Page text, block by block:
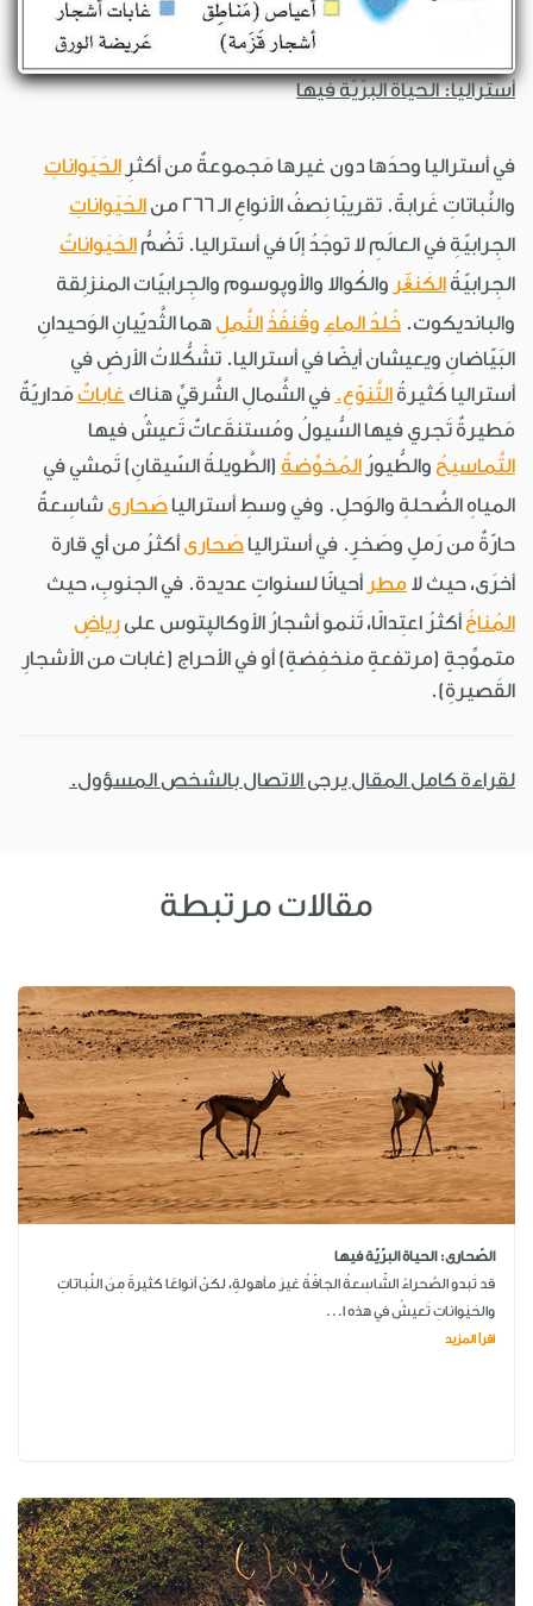
أستراليا: الحياة البرّيّة فيها
في أستراليا وحدَها دون غيرها مَجموعةٌ من أكثرِ الحَيَواناتِ
والنَّباتاتِ غَرابةً. تقريبًا نِصفُ الأنواعِ الـ 266 من
الحَيَواناتِ
الجِرابيّةِ في العالَمِ لا توجَدُ إلّا في أستراليا. تَضُمُّ الحَيَواناتُ
الجِرابيّةُ الكَنڠَر والكُوالا والأوپوسوم والجِرابيّات المنزلِقة
والبانديكوت. خُلدُ الماءِ وقُنفُذُ النَّملِ هما الثَّديّيانِ الوَحيدانِ
البَيّاضانِ ويعيشان أيضًا في أستراليا. تشَكُّلاتُ الأرضِ في
أستراليا كَثيرةُ التَّنوّعِ. في الشَّمالِ الشَّرقيِّ هناك غاباتٌمَداريّةٌ
مَطيرةٌ تَجري فيها السُّيولُ ومُستنقَعاتٌ تَعيشُ فيها
التَّماسيحُ والطُّيورُ المُخوِّضةُ (الطَّويلةُ السّيقانِ) تَمشي في
المياهِ الضَّحلةِ والوَحلِ. وفي وسطِ أستراليا صَحارى شاسِعةٌ
حارّةٌ من رَملٍ وصَخرٍ. في أستراليا صَحارى أكثرُ من أي قارة
أخرَى، حيث لا مطر أحيانًا لسنواتٍ عديدة. في الجنوبِ، حيث
المُناخُ أكثرُ اعتِدالًا، تَنمو أشجارُ الأوكالپتوس على رِياضٍ
متموِّجةٍ (مرتفعةٍ منخفِضةٍ) أو في الأحراج (غابات من الأشجارِ
القَصيرةِ).
لقراءة كامل المقال يرجى الاتصال بالشخص المسؤول.
مقالات مرتبطة
الصّحارى: الحياة البرّيّة فيها
قد تَبدو الصَّحراءُ الشّاسِعةُ الجافّةُ غيرَ مأهولةٍ، لكنّ أنواعًا كثيرةً مِنَ النَّباتاتِ
والحَيَواناتِ تَعيشُ في هذه ا...
اقرأ المزيد